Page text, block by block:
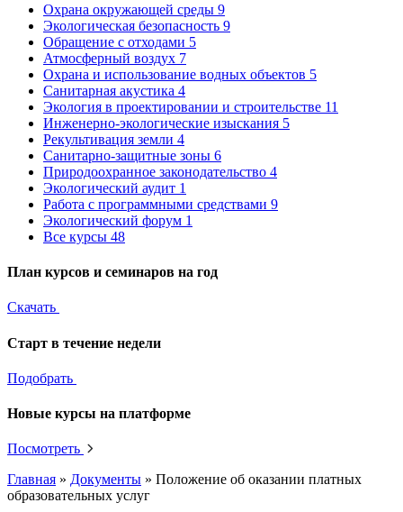
Охрана окружающей среды 9
Экологическая безопасность 9
Обращение с отходами 5
Атмосферный воздух 7
Охрана и использование водных объектов 5
Санитарная акустика 4
Экология в проектировании и строительстве 11
Инженерно-экологические изыскания 5
Рекультивация земли 4
Санитарно-защитные зоны 6
Природоохранное законодательство 4
Экологический аудит 1
Работа с программными средствами 9
Экологический форум 1
Все курсы 48
План курсов и семинаров на год
Скачать
Старт в течение недели
Подобрать
Новые курсы на платформе
Посмотреть
Главная » Документы » Положение об оказании платных
образовательных услуг